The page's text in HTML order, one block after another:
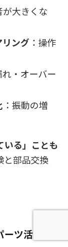
が大きくな
ング ：操作
れ・オーバー
：振動の増
いる」ことも
と部品交換
ツ活用